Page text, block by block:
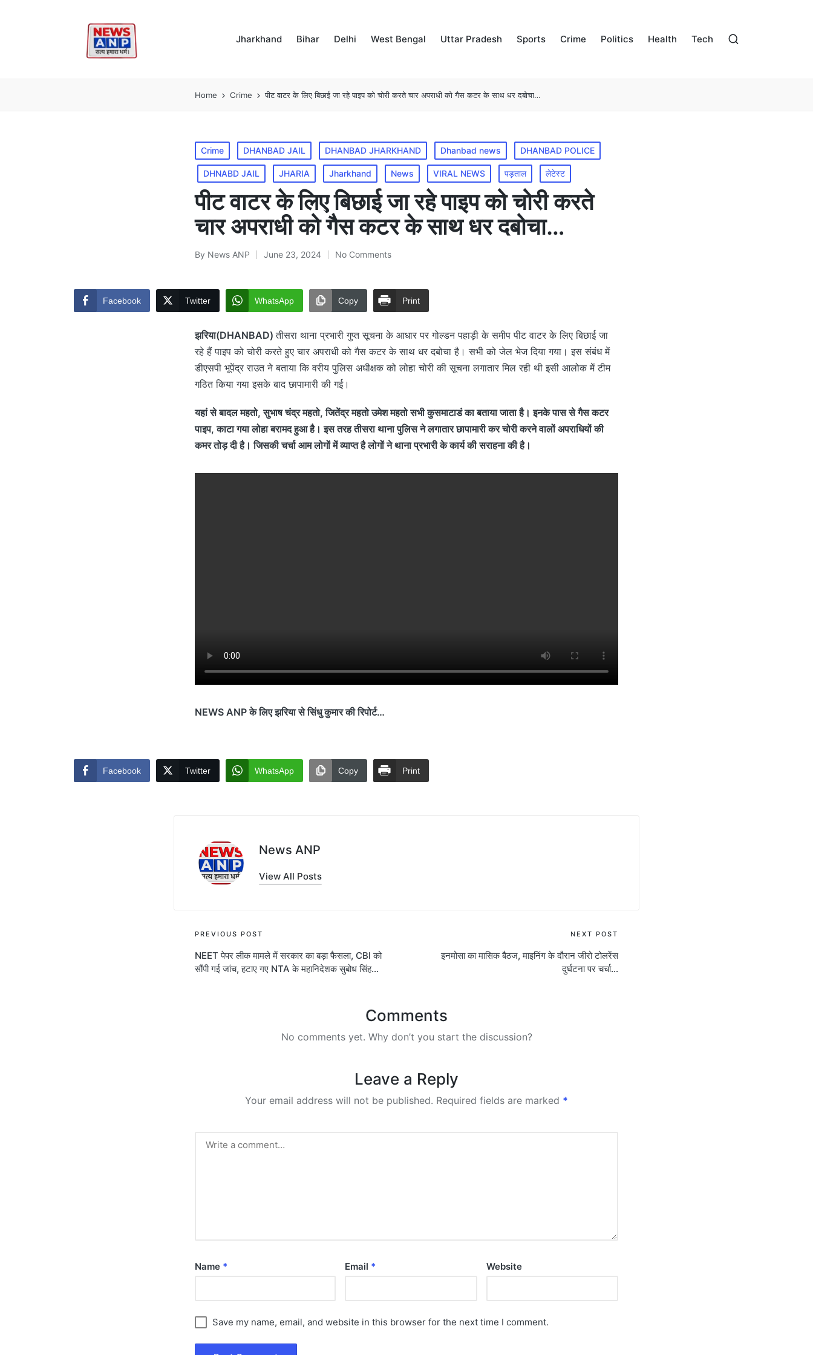
Jharkhand Bihar Delhi West Bengal Uttar Pradesh Sports Crime Politics Health Tech
Home Crime पीट वाटर के लिए बिछाई जा रहे पाइप को चोरी करते चार अपराधी को गैस कटर के साथ धर दबोचा…
Posted
in
Crime DHANBAD JAIL DHANBAD JHARKHAND Dhanbad news DHANBAD POLICE
DHNABD JAIL JHARIA Jharkhand News VIRAL NEWS पड़ताल लेटेस्ट
पीट वाटर के लिए बिछाई जा रहे पाइप को चोरी करते
चार अपराधी को गैस कटर के साथ धर दबोचा…
Posted
By News ANP June 23, 2024 No Comments
Facebook Twitter WhatsApp Copy Print
झरिया(DHANBAD)तीसरा थाना प्रभारी गुप्त सूचना के आधार पर गोल्डन पहाड़ी के समीप पीट वाटर के लिए बिछाई जा
रहे हैं पाइप को चोरी करते हुए चार अपराधी को गैस कटर के साथ धर दबोचा है। सभी को जेल भेज दिया गया। इस संबंध में
डीएसपी भूपेंद्र राउत ने बताया कि वरीय पुलिस अधीक्षक को लोहा चोरी की सूचना लगातार मिल रही थी इसी आलोक में टीम
गठित किया गया इसके बाद छापामारी की गई।
यहां से बादल महतो, सुभाष चंद्र महतो, जितेंद्र महतो उमेश महतो सभी कुसमाटाडं का बताया जाता है। इनके पास से गैस कटर
पाइप, काटा गया लोहा बरामद हुआ है। इस तरह तीसरा थाना पुलिस ने लगातार छापामारी कर चोरी करने वालों अपराधियों की
कमर तोड़ दी है। जिसकी चर्चा आम लोगों में व्याप्त है लोगों ने थाना प्रभारी के कार्य की सराहना की है।
NEWS ANP के लिए झरिया से सिंधु कुमार की रिपोर्ट…
Facebook Twitter WhatsApp Copy Print
News ANP
View All Posts
Post
navigation
PREVIOUS POST
NEET पेपर लीक मामले में सरकार का बड़ा फैसला, CBI को
सौंपी गई जांच, हटाए गए NTA के महानिदेशक सुबोध सिंह…
NEXT POST
इनमोसा का मासिक बैठज, माइनिंग के दौरान जीरो टोलरेंस
दुर्घटना पर चर्चा…
Comments
No comments yet. Why don’t you start the discussion?
Leave a Reply
Your email address will not be published. Required fields are marked *
Name * Email * Website
Save my name, email, and website in this browser for the next time I comment.